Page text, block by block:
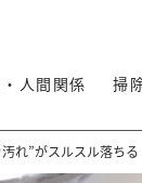
人間関係 掃
れ”がスルスル落ち